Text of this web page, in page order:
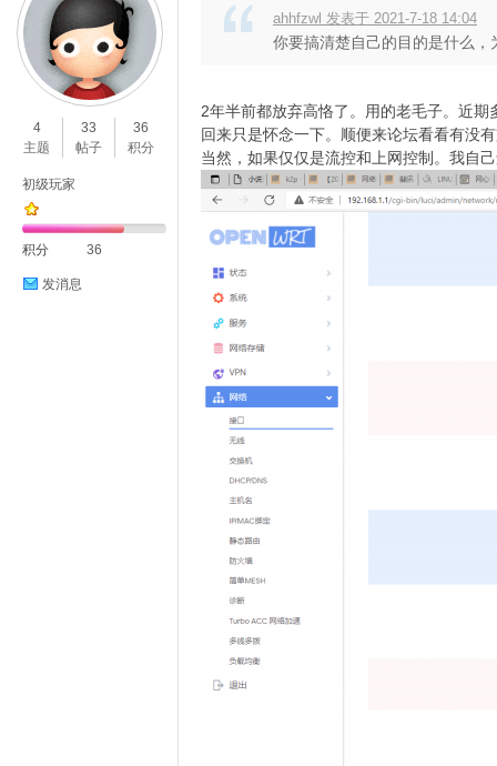
4
主题
33
帖子
36
积分
初级玩家
积分 36
发消息
ahhfzwl 发表于 2021-7-18 14:04
你要搞清楚自己的目的是什么
2年半前都放弃高恪了。用的老毛子。近期
回来只是怀念一下。顺便来论坛看看有没
当然，如果仅仅是流控和上网控制。我自